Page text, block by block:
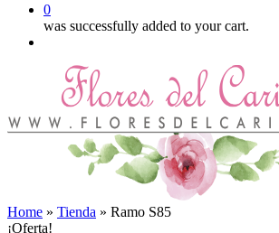
0
was successfully added to your cart.
Home » Tienda » Ramo S85
¡Oferta!